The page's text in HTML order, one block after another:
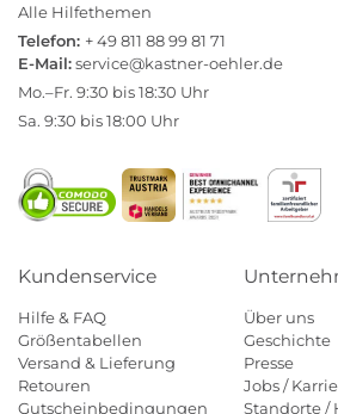
Alle Hilfethemen
Telefon: + 49 811 88 99 81 71
E-Mail:service@kastner-oehler.de
Mo.–Fr. 9:30 bis 18:30 Uhr
Sa. 9:30 bis 18:00 Uhr
Kundenservice
Hilfe & FAQ
Größentabellen
Versand & Lieferung
Retouren
Gutscheinbedingungen
Über uns
Geschichte
Presse
Jobs /
Standorte /